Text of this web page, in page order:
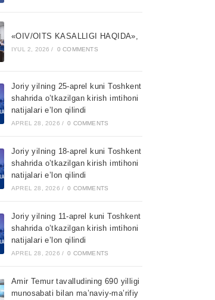
«OIV/OITS KASALLIGI HAQIDA»,
IYUL 2, 2026 / 0 COMMENTS
Joriy yilning 25-aprel kuni Toshkent
shahrida o’tkazilgan kirish imtihoni
natijalari e’lon qilindi
APREL 28, 2026 / 0 COMMENTS
Joriy yilning 18-aprel kuni Toshkent
shahrida o’tkazilgan kirish imtihoni
natijalari e’lon qilindi
APREL 28, 2026 / 0 COMMENTS
Joriy yilning 11-aprel kuni Toshkent
shahrida o’tkazilgan kirish imtihoni
natijalari e’lon qilindi
APREL 28, 2026 / 0 COMMENTS
Amir Temur tavalludining 690 yilligi
munosabati bilan ma’naviy-ma’rifiy